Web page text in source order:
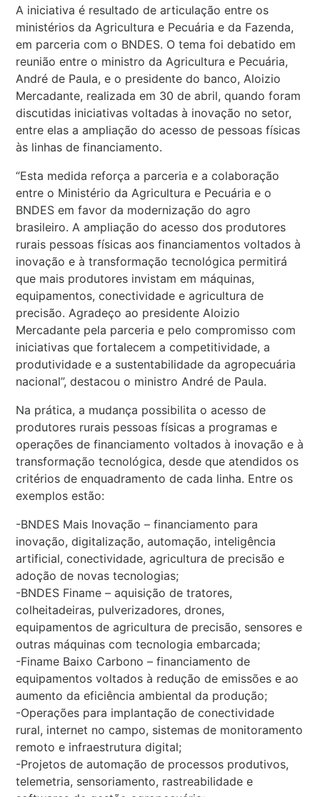
A iniciativa é resultado de articulação entre os
ministérios da Agricultura e Pecuária e da Fazenda,
em parceria com o BNDES. O tema foi debatido em
reunião entre o ministro da Agricultura e Pecuária,
André de Paula, e o presidente do banco, Aloizio
Mercadante, realizada em 30 de abril, quando foram
discutidas iniciativas voltadas à inovação no setor,
entre elas a ampliação do acesso de pessoas físicas
às linhas de financiamento.
“Esta medida reforça a parceria e a colaboração
entre o Ministério da Agricultura e Pecuária e o
BNDES em favor da modernização do agro
brasileiro. A ampliação do acesso dos produtores
rurais pessoas físicas aos financiamentos voltados à
inovação e à transformação tecnológica permitirá
que mais produtores invistam em máquinas,
equipamentos, conectividade e agricultura de
precisão. Agradeço ao presidente Aloizio
Mercadante pela parceria e pelo compromisso com
iniciativas que fortalecem a competitividade, a
produtividade e a sustentabilidade da agropecuária
nacional”, destacou o ministro André de Paula.
Na prática, a mudança possibilita o acesso de
produtores rurais pessoas físicas a programas e
operações de financiamento voltados à inovação e à
transformação tecnológica, desde que atendidos os
critérios de enquadramento de cada linha. Entre os
exemplos estão:
-BNDES Mais Inovação – financiamento para
inovação, digitalização, automação, inteligência
artificial, conectividade, agricultura de precisão e
adoção de novas tecnologias;
-BNDES Finame – aquisição de tratores,
colheitadeiras, pulverizadores, drones,
equipamentos de agricultura de precisão, sensores e
outras máquinas com tecnologia embarcada;
-Finame Baixo Carbono – financiamento de
equipamentos voltados à redução de emissões e ao
aumento da eficiência ambiental da produção;
-Operações para implantação de conectividade
rural, internet no campo, sistemas de monitoramento
remoto e infraestrutura digital;
-Projetos de automação de processos produtivos,
telemetria, sensoriamento, rastreabilidade e